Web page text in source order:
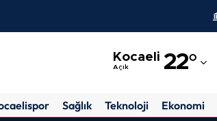
Kocaeli
Açık 22°
Adıyaman
Sağlık Teknoloji Ekonomi